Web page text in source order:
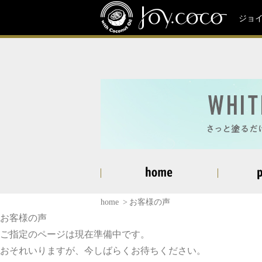
ジョ
home お客様の声
お客様の声
ご指定のページは現在準備中です。
おそれいりますが、今しばらくお待ちください。